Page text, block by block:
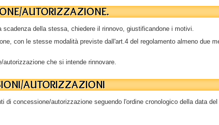
AUTORIZZAZIONE.
scadenza della stessa, chiedere il rinnovo, giustificandone i motivi.
con le stesse modalità previste dall'art.4 del regolamento almeno
che si intende rinnovare.
AUTORIZZAZIONI
di concessione/autorizzazione seguendo l'ordine cronologico della data